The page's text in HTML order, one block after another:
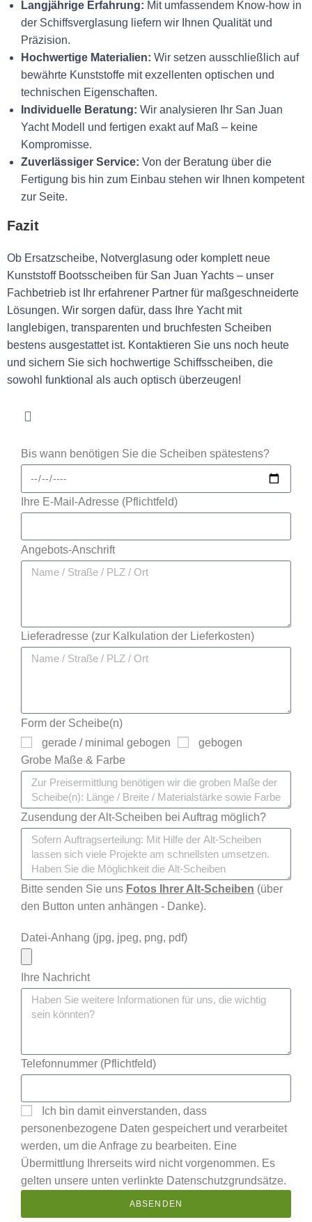
Langjährige Erfahrung: Mit umfassendem Know-how in
der Schiffsverglasung liefern wir Ihnen Qualität und
Präzision.
Hochwertige Materialien: Wir setzen ausschließlich auf
bewährte Kunststoffe mit exzellenten optischen und
technischen Eigenschaften.
Individuelle Beratung: Wir analysieren Ihr San Juan
Yacht Modell und fertigen exakt auf Maß – keine
Kompromisse.
Zuverlässiger Service: Von der Beratung über die
Fertigung bis hin zum Einbau stehen wir Ihnen kompetent
zur Seite.
Fazit
Ob Ersatzscheibe, Notverglasung oder komplett neue
Kunststoff Bootsscheiben für San Juan Yachts – unser
Fachbetrieb ist Ihr erfahrener Partner für maßgeschneiderte
Lösungen. Wir sorgen dafür, dass Ihre Yacht mit
langlebigen, transparenten und bruchfesten Scheiben
bestens ausgestattet ist. Kontaktieren Sie uns noch heute
und sichern Sie sich hochwertige Schiffsscheiben, die
sowohl funktional als auch optisch überzeugen!
Bis wann benötigen Sie die Scheiben spätestens?
Ihre E-Mail-Adresse (Pflichtfeld)
Angebots-Anschrift
Lieferadresse (zur Kalkulation der Lieferkosten)
Form der Scheibe(n)
gerade / minimal gebogen
gebogen
Grobe Maße & Farbe
Zusendung der Alt-Scheiben bei Auftrag möglich?
Bitte senden Sie uns Fotos Ihrer Alt-Scheiben (über
den Button unten anhängen - Danke).
Datei-Anhang (jpg, jpeg, png, pdf)
Ihre Nachricht
Telefonnummer (Pflichtfeld)
Ich bin damit einverstanden, dass
personenbezogene Daten gespeichert und verarbeitet
werden, um die Anfrage zu bearbeiten. Eine
Übermittlung Ihrerseits wird nicht vorgenommen. Es
gelten unsere unten verlinkte Datenschutzgrundsätze.
ABSENDEN
Mit
dem
Videos
akzept
ieren
Sie die
schutz
ng von